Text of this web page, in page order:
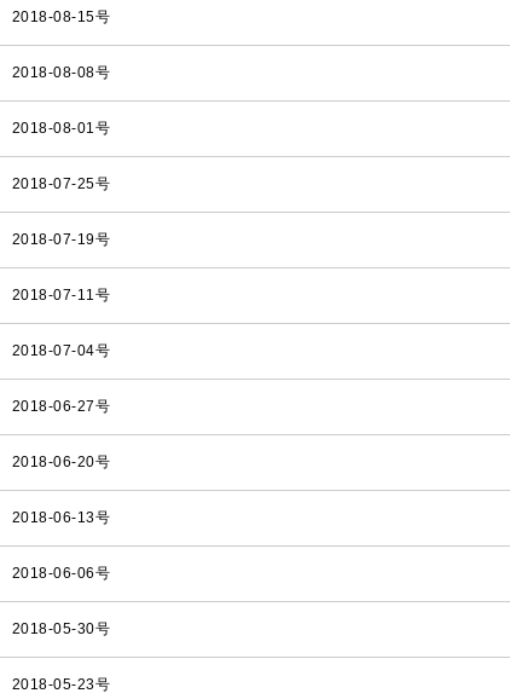
2018-08-15号
2018-08-08号
2018-08-01号
2018-07-25号
2018-07-19号
2018-07-11号
2018-07-04号
2018-06-27号
2018-06-20号
2018-06-13号
2018-06-06号
2018-05-30号
2018-05-23号